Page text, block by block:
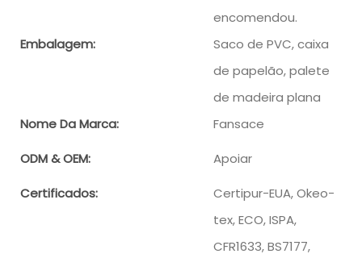
encomendou.
Embalagem:
Saco de PVC, caixa
de papelão, palete
de madeira plana
Nome Da Marca:
Fansace
ODM & OEM: Apoiar
Certificados:
Certipur-EUA, Okeo-
tex, ECO, ISPA,
CFR1633, BS7177,